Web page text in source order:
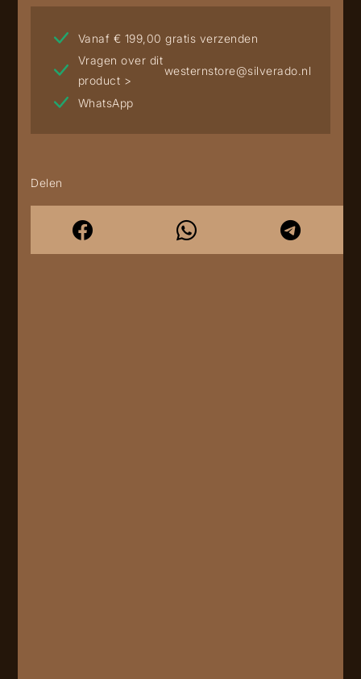
Vanaf € 199,00 gratis verzenden
Vragen over dit
product >
westernstore@silverado.nl
WhatsApp
Delen